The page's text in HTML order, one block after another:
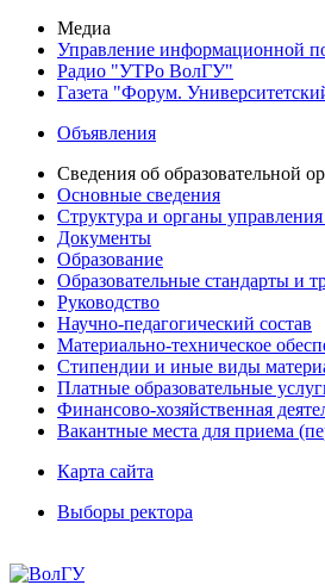
Медиа
Управление информационной
Радио "УТРо ВолГУ"
Газета "Форум.
Объявления
Сведения об образовательной
Основные сведения
Структура и органы
Документы
Образование
Образовательные стандарты и
Руководство
Научно-педагогический состав
Материально-техническое
Стипендии и иные виды
Платные образовательные
Финансово-хозяйственная
Вакантные места для приема
Карта сайта
Выборы ректора